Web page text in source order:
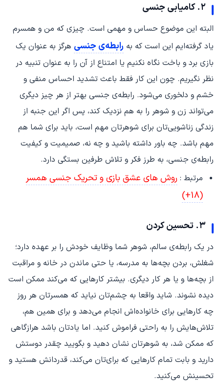
۲. کامیابی جنسی
البته این موضوع حساس و مهمی است. چیزی که من و همسرم
یاد گرفته‌ایم این است که به رابطه‌ی جنسی هرگز به عنوان یک
بازی برد و باخت نگاه نکنیم یا امتناع از آن را به عنوان تنبیه در
نظر نگیریم. چون این کار فقط باعث تشدید احساس منفی و
خشم و دلخوری می‌شود. رابطه‌ی جنسی بهتر از هر چیز دیگری
می‌تواند زن و شوهر را به هم نزدیک کند، پس اگر این جنبه از
زندگی زناشویی‌تان برای شوهرتان مهم است، باید برای شما هم
مهم باشد. چه باور داشته باشید و چه نه، صمیمیت و کیفیت
رابطه‌ی جنسی، به طرز فکر و تلاش طرفین بستگی دارد.
مرتبط : روش های عشق بازی و تحریک جنسی همسر
(18+)
۳. تحسین کردن
در یک رابطه‌ی سالم، شوهر شما وظایف خودش را بر عهده دارد؛
شغلش، بردن بچه‌ها به مدرسه، یا حتی ماندن در خانه و مراقبت
از بچه‌ها و یا هر کار دیگری. بیشتر کارهایی که می‌کند ممکن است
دیده نشوند. شاید واقعا به چشم‌تان نیاید که همسرتان هر روز
چه کارهایی برای خانواده‌اش انجام می‌دهد و برای همین هم،
تلاش‌هایش را به راحتی فراموش کنید. اما یادتان باشد هرازگاهی
که ممکن شد، به شوهرتان نشان دهید و بگویید چقدر دوستش
دارید و بابت تمام کارهایی که برای‌تان می‌کند، قدردانش هستید و
تحسینش می‌کنید.